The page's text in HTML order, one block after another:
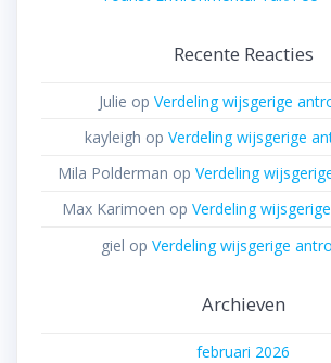
Recente Reacties
Julie op Verdeling wijsgerige
kayleigh op Verdeling wijsgerige
Mila Polderman op Verdeling
Max Karimoen op Verdeling
giel op Verdeling wijsgerige
Archieven
februari 2026